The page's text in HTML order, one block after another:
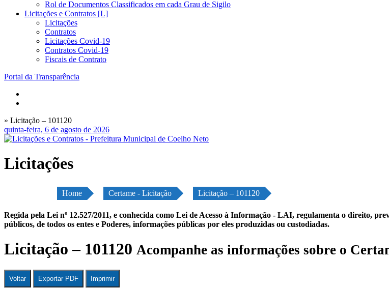
Rol de Documentos Classificados em cada Grau de Sigilo
Licitações e Contratos [L]
Licitações
Contratos
Licitações Covid-19
Contratos Covid-19
Fiscais de Contrato
Portal da Transparência
» Licitação – 101120
quinta-feira, 6 de agosto de 2026
Licitações
Home Certame - Licitação Licitação – 101120
Regida pela Lei nº 12.527/2011, e conhecida como Lei de Acesso à Informação - LAI, regulamenta o direito,
públicos, de todos os entes e Poderes, informações públicas por eles produzidas ou custodiadas.
Licitação – 101120 Acompanhe as informações sobre o
Voltar Exportar PDF Imprimir